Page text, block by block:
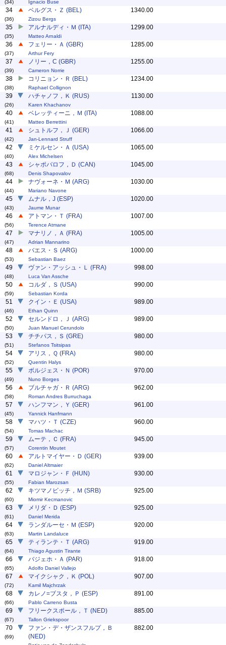
(34) Ignacio Buse
34
(36)
ベルグス・Ｚ (BEL)
Zizou Bergs
1340.00
35
(35)
アルナルディ・Ｍ (ITA)
Matteo Arnaldi
1299.00
36
(37)
フェリー・Ａ (GBR)
Arthur Fery
1285.00
37
(39)
ノリー，C (GBR)
Cameron Norrie
1255.00
38
(38)
コリニョン・Ｒ (BEL)
Raphael Collignon
1234.00
39
(26)
ハチャノフ，Ｋ (RUS)
Karen Khachanov
1130.00
40
(41)
ベレッティーニ，Ｍ (ITA)
Matteo Berrettini
1088.00
41
(42)
シュトルフ，Ｊ (GER)
Jan-Lennard Struff
1066.00
42
(40)
ミケルセン・Ａ (USA)
Alex Michelsen
1065.00
43
(68)
シャポバロフ，Ｄ (CAN)
Denis Shapovalov
1045.00
44
(44)
ナヴォーネ・Ｍ (ARG)
Mariano Navone
1030.00
45
(43)
ムナル，J (ESP)
Jaume Munar
1020.00
46
(56)
アトマン・Ｔ (FRA)
Terence Atmane
1007.00
47
(47)
マナリノ，Ａ (FRA)
Adrian Mannarino
1005.00
48
(53)
バエス・Ｓ (ARG)
Sebastian Baez
1000.00
49
(48)
ヴァン・アッシュ・Ｌ (FRA)
Luca Van Assche
998.00
50
(59)
コルダ，Ｓ (USA)
Sebastian Korda
990.00
51
(46)
クイン・Ｅ (USA)
Ethan Quinn
989.00
52
(50)
セルンドロ，Ｊ (ARG)
Juan Manuel Cerundolo
989.00
53
(51)
チチパス，Ｓ (GRE)
Stefanos Tsitsipas
980.00
54
(52)
アリス，Ｑ (FRA)
Quentin Halys
980.00
55
(49)
ボルジェス・Ｎ (POR)
Nuno Borges
970.00
56
(58)
ブルチャガ・Ｒ (ARG)
Roman Andres Burruchaga
962.00
57
(45)
ハンフマン，Ｙ (GER)
Yannick Hanfmann
961.00
58
(54)
マハツ・Ｔ (CZE)
Tomas Machac
960.00
59
(57)
ムーテ，Ｃ (FRA)
Corentin Moutet
945.00
60
(62)
アルトマイヤー・Ｄ (GER)
Daniel Altmaier
939.00
61
(55)
マロジャン・Ｆ (HUN)
Fabian Marozsan
930.00
62
(60)
キツマノビッチ，Ｍ (SRB)
Miomir Kecmanovic
925.00
63
(61)
メリダ・Ｄ (ESP)
Daniel Merida
925.00
64
(63)
ランダルーセ・Ｍ (ESP)
Martin Landaluce
920.00
65
(64)
ティランテ・Ｔ (ARG)
Thiago Agustin Tirante
919.00
66
(65)
バジェホ・Ａ (PAR)
Adolfo Daniel Vallejo
918.00
67
(72)
マイクシャク，Ｋ (POL)
Kamil Majchrzak
907.00
68
(66)
カレノ=ブスタ，Ｐ (ESP)
Pablo Carreno Busta
891.00
69
(67)
フリークスポール，Ｔ (NED)
Tallon Griekspoor
885.00
70
(69)
ファン・デ・ザンスフルプ，Ｂ
(NED)
882.00